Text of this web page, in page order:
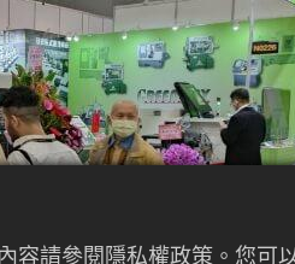
請參閱隱私權政策。您可